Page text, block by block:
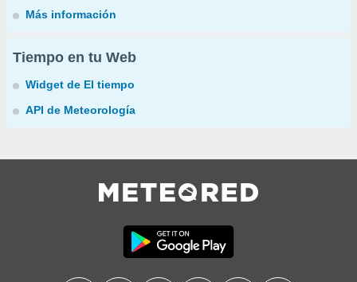
Más información
Tiempo en tu Web
Widget de El tiempo
API de Meteorología